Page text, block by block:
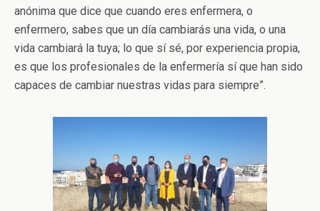
anónima que dice que cuando eres enfermera, o
enfermero, sabes que un día cambiarás una vida, o una
vida cambiará la tuya; lo que sí sé, por experiencia propia,
es que los profesionales de la enfermería sí que han sido
capaces de cambiar nuestras vidas para siempre”.